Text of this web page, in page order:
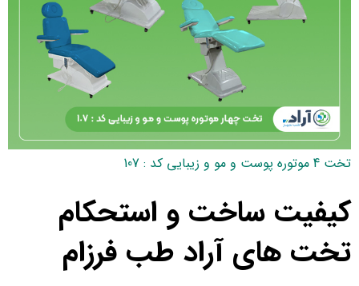
تخت 4 موتوره پوست و مو و زیبایی کد : 107
کیفیت ساخت و استحکام
تخت های آراد طب فرزام